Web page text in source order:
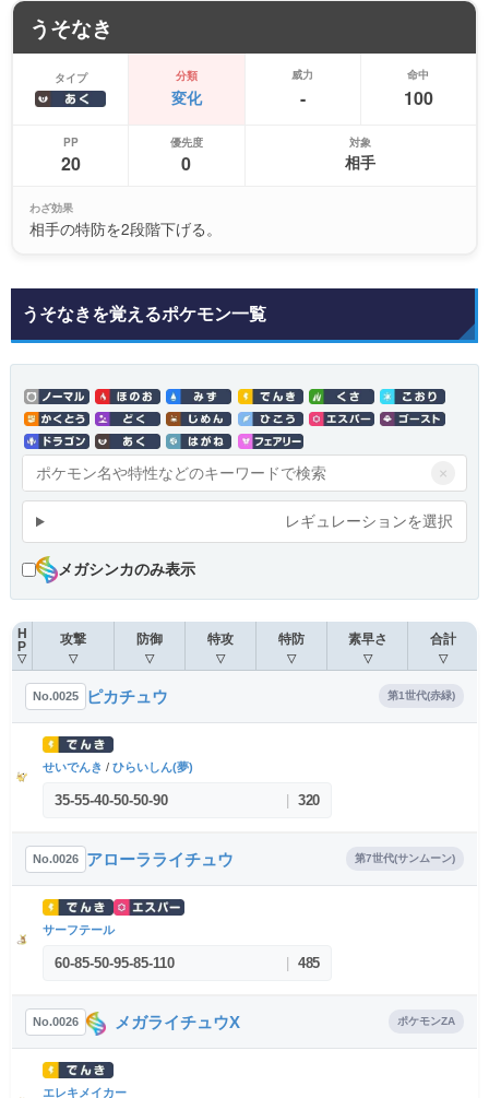
うそなき
タイプ 分類
変化
威力
-
命中
100
PP
20
優先度
0
対象
相手
わざ効果
相手の特防を2段階下げる。
うそなきを覚えるポケモン一覧
×
レギュレーションを選択
メガシンカのみ表示
H
P
▽
攻撃
▽
防御
▽
特攻
▽
特防
▽
素早さ
▽
合計
▽
No.0025 ピカチュウ 第1世代(赤緑)
せいでんき / ひらいしん(夢)
35-55-40-50-50-90 | 320
No.0026 アローラライチュウ 第7世代(サンムーン)
サーフテール
60-85-50-95-85-110 | 485
No.0026 メガライチュウX ポケモンZA
エレキメイカー